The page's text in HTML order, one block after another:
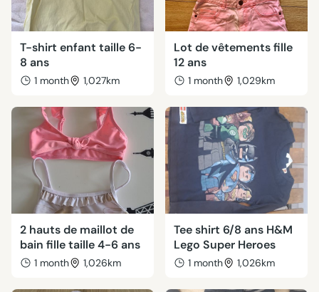
T-shirt enfant taille 6-
8 ans
1 month 1,027km
Lot de vêtements fille
12 ans
1 month 1,029km
2 hauts de maillot de
bain fille taille 4-6 ans
1 month 1,026km
Tee shirt 6/8 ans H&M
Lego Super Heroes
1 month 1,026km